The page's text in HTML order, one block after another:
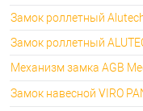
Замок роллетный
Замок роллетный
Механизм замка AGB
Замок навесной VIRO